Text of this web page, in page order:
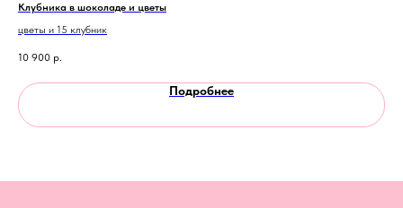
Клубника в шоколаде и цветы
цветы и 15 клубник
10 900 р.
Подробнее